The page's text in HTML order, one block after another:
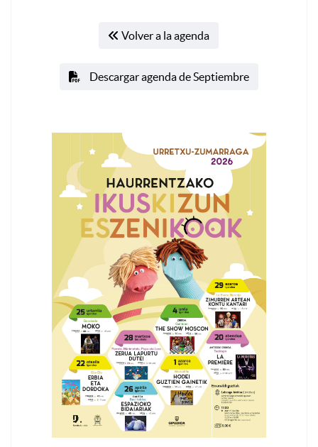
Volver a la agenda
Descargar agenda de Septiembre